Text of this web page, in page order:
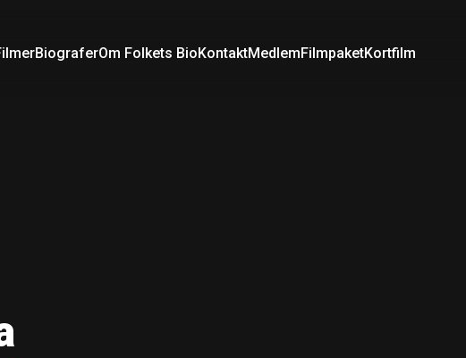
BiograferOm Folkets BioKontaktMedlemFilmpaketKortfilm